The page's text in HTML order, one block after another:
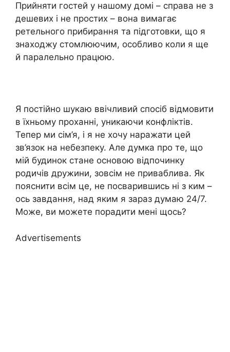
Прийняти гостей у нашому домі – справа не з
дешевих і не простих – вона вимагає
ретельного прибирання та підготовки, що я
знаходжу стомлюючим, особливо коли я ще
й паралельно працюю.
Я постійно шукаю ввічливий спосіб відмовити
в їхньому проханні, уникаючи конфліктів.
Тепер ми сім’я, і я не хочу наражати цей
зв’язок на небезпеку. Але думка про те, що
мій будинок стане основою відпочинку
родичів дружини, зовсім не приваблива. Як
пояснити всім це, не посварившись ні з ким –
ось завдання, над яким я зараз думаю 24/7.
Може, ви можете порадити мені щось?
Advertisements